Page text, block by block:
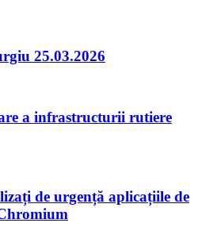
25.03.2026
a infrastructurii rutiere
de urgență aplicațiile de